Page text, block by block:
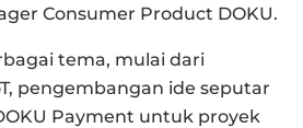
Consumer Product DOKU.
tema, mulai dari
pengembangan ide seputar
Payment untuk proyek